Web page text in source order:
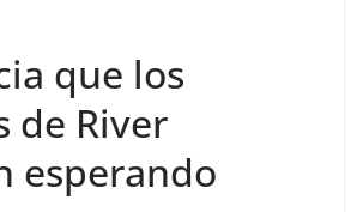
que los
de River
esperando